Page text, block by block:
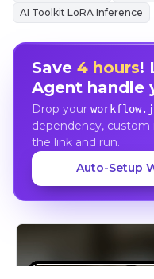
AI Toolkit LoRA Inference
Save 4 hours!
Agent handle
Drop your
dependency, custom
the link and run.
Auto-Setup